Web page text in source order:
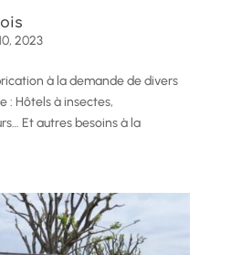
2023
à la demande de divers
: Hôtels à insectes,
Et autres besoins à la